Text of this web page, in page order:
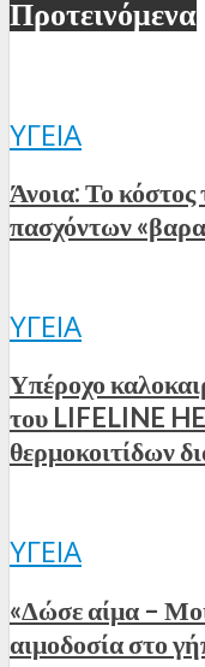
Προτεινόμενα
ΥΓΕΊΑ
Άνοια: Το
πασχόντων
ΥΓΕΊΑ
Υπέροχο
του LIFELINE
θερμοκοιτίδων
ΥΓΕΊΑ
«Δώσε αίμα –
αιμοδοσία στο